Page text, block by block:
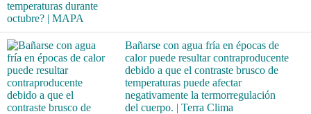
Bañarse con agua fría en épocas de
calor puede resultar contraproducente
debido a que el contraste brusco de
temperaturas puede afectar
negativamente la termorregulación
del cuerpo. | Terra Clima